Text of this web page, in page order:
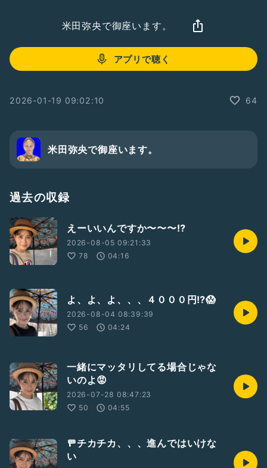
米田弥央で御座います。
アプリで聴く
2026-01-19 09:02:10 64
米田弥央で御座います。
過去の収録
えーいいんですか〜〜〜⁉️
2026-08-05 09:21:33
78
04:16
よ、よ、よ、、、４０００円⁉️😱
2026-08-04 08:39:39
56
04:24
一緒にマッタリしてる場合じゃな
いのよ😡
2026-07-28 08:47:23
50
04:55
🚥チカチカ、、、進んではいけな
い